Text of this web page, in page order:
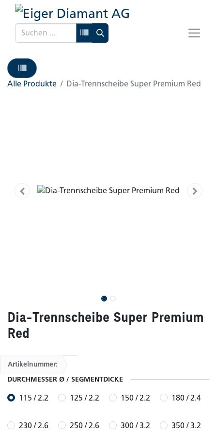
Alle Produkte Dia-Trennscheibe Super Premium Red
Dia-Trennscheibe Super Premium
Red
Artikelnummer:
DURCHMESSER Ø / SEGMENTDICKE
115 / 2.2 125 / 2.2 150 / 2.2 180 / 2.4
230 / 2.6 250 / 2.6 300 / 3.2 350 / 3.2